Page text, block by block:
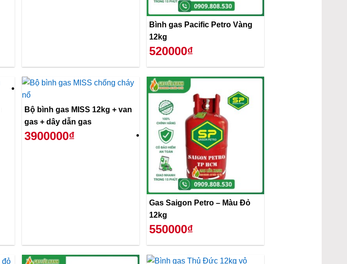
Bình gas Pacific Petro Vàng
12kg
520000₫
Bộ bình gas MISS 12kg + van
gas + dây dẫn gas
3900000₫
Gas Saigon Petro – Màu Đỏ
12kg
550000₫